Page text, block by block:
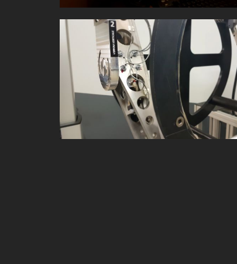
MACHINES SPÉCIALES